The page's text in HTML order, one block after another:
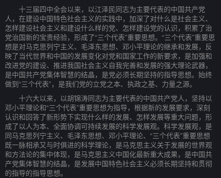
十三届四中全会以来，以江泽民同志为主要代表的中国共产党
人，在建设中国特色社会主义的实践中，加深了对什么是社会主义、
怎样建设社会主义和建设什么样的党、怎样建设党的认识，积累了治
党治国新的宝贵经验，形成了“三个代表”重要思想。“三个代表”重要思
想是对马克思列宁主义、毛泽东思想、邓小平理论的继承和发展，反
映了当代世界和中国的发展变化对党和国家工作的新要求，是加强和
改进党的建设、推进我国社会主义自我完善和发展的强大理论武器，
是中国共产党集体智慧的结晶，是党必须长期坚持的指导思想。始终
做到“三个代表”，是我们党的立党之本、执政之基、力量之源。
十六大以来，以胡锦涛同志为主要代表的中国共产党人，坚持以
邓小平理论和“三个代表”重要思想为指导，根据新的发展要求，深刻
认识和回答了新形势下实现什么样的发展、怎样发展等重大问题，形
成了以人为本、全面协调可持续发展的科学发展观。科学发展观，是
同马克思列宁主义、毛泽东思想、邓小平理论、“三个代表”重要思想
既一脉相承又与时俱进的科学理论，是马克思主义关于发展的世界观
和方法论的集中体现，是马克思主义中国化最新重大成果，是中国共
产党集体智慧的结晶，是发展中国特色社会主义必须长期坚持和贯彻
的指导的指导思想。